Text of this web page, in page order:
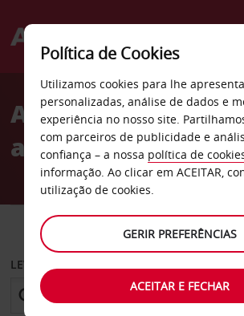
Welcome
AvisAlugar carro na
a Avis
CARRO
LEVANTAR EM
Política de Cookies
Utilizamos cookies para lhe
personalizadas, análise de dados e
experiência no nosso site.
com parceiros de publicidade e
confiança – a nossa política de
informação. Ao clicar em ACEITAR,
utilização de cookies.
GERIR PREFERÊNCIAS
ACEITAR E FECHAR